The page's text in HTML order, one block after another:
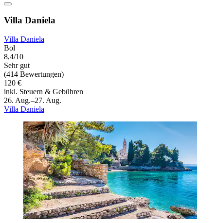
Villa Daniela
Villa Daniela
Bol
8,4/10
Sehr gut
(414 Bewertungen)
120 €
inkl. Steuern & Gebühren
26. Aug.–27. Aug.
Villa Daniela